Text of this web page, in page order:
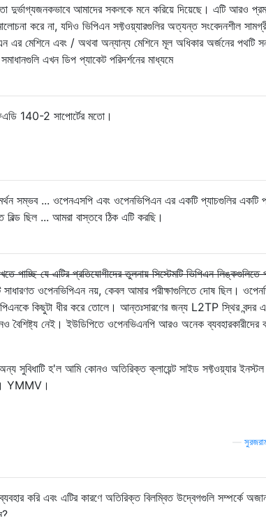
দুর্ভাগ্যজনকভাবে আমাদের সকলকে মনে করিয়ে দিয়েছে। এটি আরও
করে না, যদিও ভিপিএন সফ্টওয়্যারগুলির অত্যন্ত সংবেদনশীল
এর মেশিনে এবং / অথবা অন্যান্য মেশিনে মূল অধিকার অর্জনের পথটি
এখন ডিপ প্যাকেট পরিদর্শনের মাধ্যমে
140-2 সাপোর্টের মতো।
সম্ভব ... ওপেনএসপি এবং ওপেনভিপিএন এর একটি প্যাচগুলির একটি
ছিল ... আমরা বাস্তবে ঠিক এটি করছি।
পাচ্ছি যে এটির প্রতিযোগীদের তুলনায় সিস্টেমটি ভিপিএন লিঙ্কগুলিতে
ওপেনভিপিএন নয়, কেবল আমার পরীক্ষাগুলিতে দোষ ছিল।
কিছুটা ধীর করে তোলে। আন্তঃসারণের জন্য L2TP স্থির বন্দর
বৈশিষ্ট্য নেই। ইউডিপিতে ওপেনভিএনপি আরও অনেক ব্যবহারকারীদের
সুবিধাটি হ'ল আমি কোনও অতিরিক্ত ক্লায়েন্ট সাইড সফ্টওয়্যার ইনস্টল
YMMV।
করি এবং এটির কারণে অতিরিক্ত বিলম্বিত উদ্বেগগুলি সম্পর্কে